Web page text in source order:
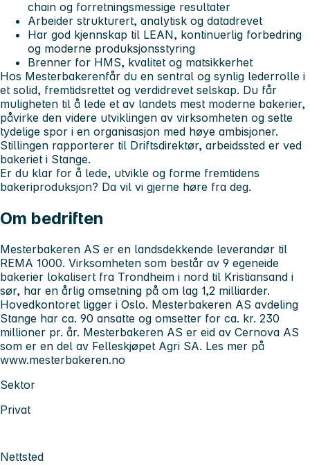
chain og forretningsmessige resultater
Arbeider strukturert, analytisk og datadrevet
Har god kjennskap til LEAN, kontinuerlig forbedring
og moderne produksjonsstyring
Brenner for HMS, kvalitet og matsikkerhet
Hos Mesterbakerenfår du en sentral og synlig lederrolle i
et solid, fremtidsrettet og verdidrevet selskap. Du får
muligheten til å lede et av landets mest moderne bakerier,
påvirke den videre utviklingen av virksomheten og sette
tydelige spor i en organisasjon med høye ambisjoner.
Stillingen rapporterer til Driftsdirektør, arbeidssted er ved
bakeriet i Stange.
Er du klar for å lede, utvikle og forme fremtidens
bakeriproduksjon? Da vil vi gjerne høre fra deg.
Om bedriften
Mesterbakeren AS er en landsdekkende leverandør til
REMA 1000. Virksomheten som består av 9 egeneide
bakerier lokalisert fra Trondheim i nord til Kristiansand i
sør, har en årlig omsetning på om lag 1,2 milliarder.
Hovedkontoret ligger i Oslo. Mesterbakeren AS avdeling
Stange har ca. 90 ansatte og omsetter for ca. kr. 230
millioner pr. år. Mesterbakeren AS er eid av Cernova AS
som er en del av Felleskjøpet Agri SA. Les mer på
www.mesterbakeren.no
Sektor
Privat
Nettsted